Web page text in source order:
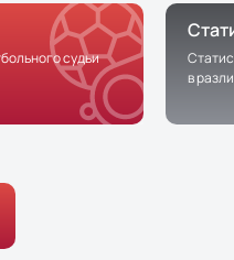
судьи
в